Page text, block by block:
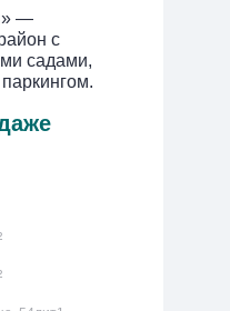
—
с
садами,